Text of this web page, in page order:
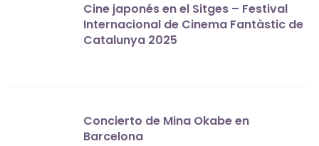
Cine japonés en el Sitges – Festival
Internacional de Cinema Fantàstic de
Catalunya 2025
Concierto de Mina Okabe en
Barcelona